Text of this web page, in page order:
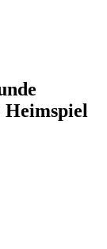
Heimspiel